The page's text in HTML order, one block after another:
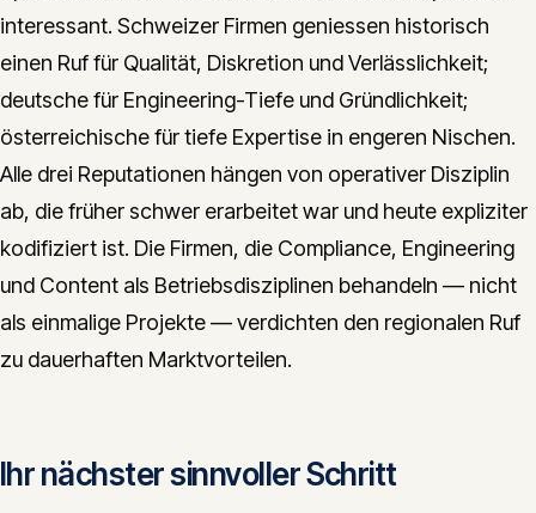
interessant. Schweizer Firmen geniessen historisch
einen Ruf für Qualität, Diskretion und Verlässlichkeit;
deutsche für Engineering-Tiefe und Gründlichkeit;
österreichische für tiefe Expertise in engeren Nischen.
Alle drei Reputationen hängen von operativer Disziplin
ab, die früher schwer erarbeitet war und heute expliziter
kodifiziert ist. Die Firmen, die Compliance, Engineering
und Content als Betriebsdisziplinen behandeln — nicht
als einmalige Projekte — verdichten den regionalen Ruf
zu dauerhaften Marktvorteilen.
Ihr nächster sinnvoller Schritt